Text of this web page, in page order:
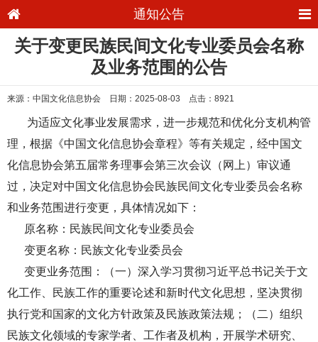
关于变更民族民间文化专业委员会名称
及业务范围的公告
来源：中国文化信息协会 日期：2025-08-03 点击：8921
为适应文化事业发展需求，进一步规范和优化分支机构管
理，根据《中国文化信息协会章程》等有关规定，经中国文
化信息协会第五届常务理事会第三次会议（网上）审议通
过，决定对中国文化信息协会民族民间文化专业委员会名称
和业务范围进行变更，具体情况如下：
原名称：民族民间文化专业委员会
变更名称：民族文化专业委员会
变更业务范围：（一）深入学习贯彻习近平总书记关于文
化工作、民族工作的重要论述和新时代文化思想，坚决贯彻
执行党和国家的文化方针政策及民族政策法规；（二）组织
民族文化领域的专家学者、工作者及机构，开展学术研究、
通知公告